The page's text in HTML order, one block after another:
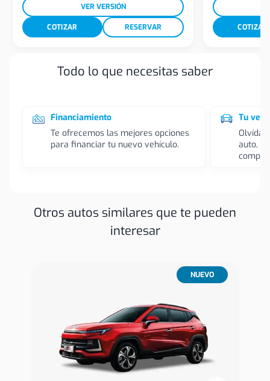
VER VERSIÓN
COTIZAR RESERVAR COTIZAR
Todo lo que necesitas saber
Financiamiento
Te ofrecemos las mejores opciones
para financiar tu nuevo vehículo.
Tu
auto,
compra.
Otros autos similares que te pueden
interesar
NUEVO